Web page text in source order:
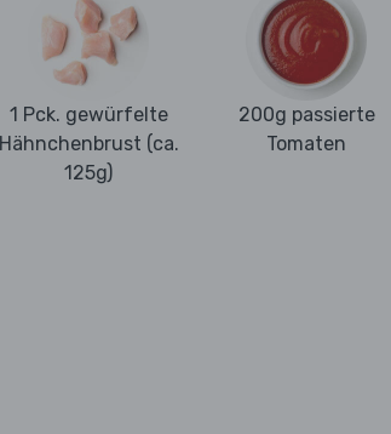
1 Pck. gewürfelte
Hähnchenbrust (ca.
125g)
200g passierte
Tomaten